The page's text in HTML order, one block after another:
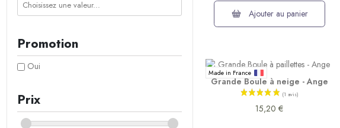
Ajouter au panier
Made in France
Grande Boule à neige - Ange
15,20 €
Promotion
Oui
Prix